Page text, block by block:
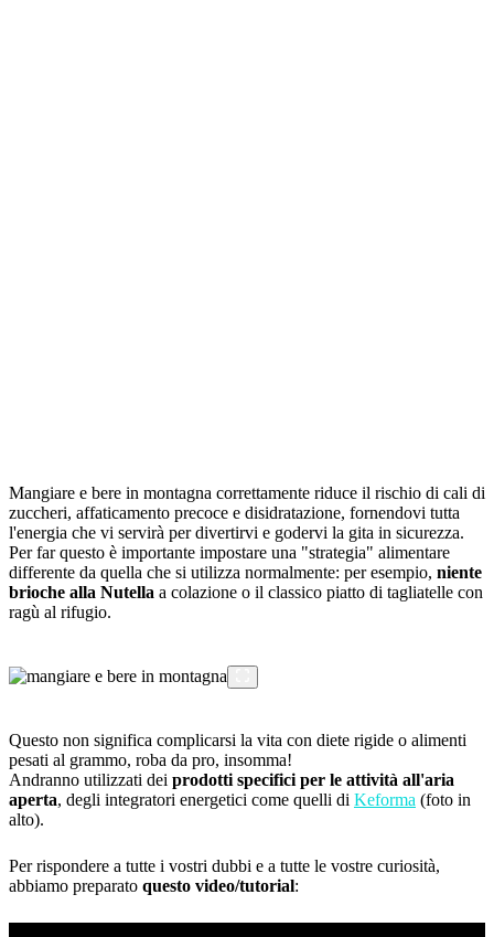
Mangiare e bere in montagna correttamente riduce il rischio di cali di
zuccheri, affaticamento precoce e disidratazione, fornendovi tutta
l'energia che vi servirà per divertirvi e godervi la gita in sicurezza.
Per far questo è importante impostare una "strategia" alimentare
differente da quella che si utilizza normalmente: per esempio, niente
brioche alla Nutella a colazione o il classico piatto di tagliatelle con
ragù al rifugio.
Questo non significa complicarsi la vita con diete rigide o alimenti
pesati al grammo, roba da pro, insomma!
Andranno utilizzati dei prodotti specifici per le attività all'aria
aperta, degli integratori energetici come quelli di Keforma (foto in
alto).
Per rispondere a tutte i vostri dubbi e a tutte le vostre curiosità,
abbiamo preparato questo video/tutorial: